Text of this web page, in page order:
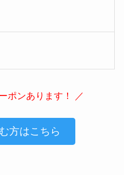
ポンあります！ ／
方はこちら